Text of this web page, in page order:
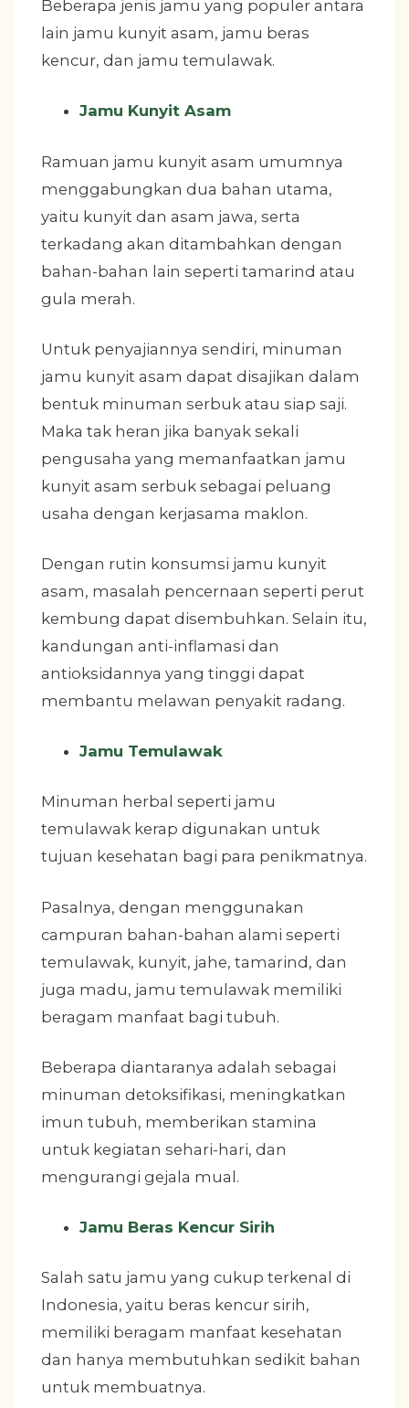
Beberapa jenis jamu yang populer antara
lain jamu kunyit asam, jamu beras
kencur, dan jamu temulawak.
Jamu Kunyit Asam
Ramuan jamu kunyit asam umumnya
menggabungkan dua bahan utama,
yaitu kunyit dan asam jawa, serta
terkadang akan ditambahkan dengan
bahan-bahan lain seperti tamarind atau
gula merah.
Untuk penyajiannya sendiri, minuman
jamu kunyit asam dapat disajikan dalam
bentuk minuman serbuk atau siap saji.
Maka tak heran jika banyak sekali
pengusaha yang memanfaatkan jamu
kunyit asam serbuk sebagai peluang
usaha dengan kerjasama maklon.
Dengan rutin konsumsi jamu kunyit
asam, masalah pencernaan seperti perut
kembung dapat disembuhkan. Selain itu,
kandungan anti-inflamasi dan
antioksidannya yang tinggi dapat
membantu melawan penyakit radang.
Jamu Temulawak
Minuman herbal seperti jamu
temulawak kerap digunakan untuk
tujuan kesehatan bagi para penikmatnya.
Pasalnya, dengan menggunakan
campuran bahan-bahan alami seperti
temulawak, kunyit, jahe, tamarind, dan
juga madu, jamu temulawak memiliki
beragam manfaat bagi tubuh.
Beberapa diantaranya adalah sebagai
minuman detoksifikasi, meningkatkan
imun tubuh, memberikan stamina
untuk kegiatan sehari-hari, dan
mengurangi gejala mual.
Jamu Beras Kencur Sirih
Salah satu jamu yang cukup terkenal di
Indonesia, yaitu beras kencur sirih,
memiliki beragam manfaat kesehatan
dan hanya membutuhkan sedikit bahan
untuk membuatnya.